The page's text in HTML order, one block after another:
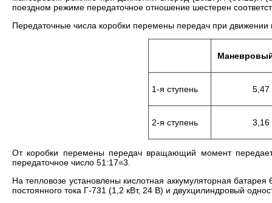
поездном режиме передаточное отношение шестерен
Передаточные числа коробки перемены передач при движении
1-я ступень 5,47
2-я ступень 3,16
От коробки перемены передач вращающий момент
передаточное число 51:17=3.
На тепловозе установлены кислотная аккумуляторная
постоянного тока Г-731 (1,2 кВт, 24 В) и двухцилиндровый